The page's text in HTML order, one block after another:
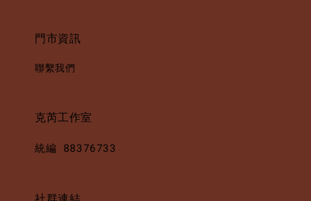
門市資訊
聯繫我們
克芮工作室
統編 88376733